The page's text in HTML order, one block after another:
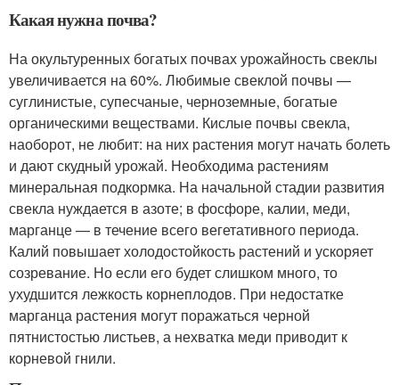
Какая нужна почва?
На окультуренных богатых почвах урожайность свеклы
увеличивается на 60%. Любимые свеклой почвы —
суглинистые, супесчаные, черноземные, богатые
органическими веществами. Кислые почвы свекла,
наоборот, не любит: на них растения могут начать болеть
и дают скудный урожай. Необходима растениям
минеральная подкормка. На начальной стадии развития
свекла нуждается в азоте; в фосфоре, калии, меди,
марганце — в течение всего вегетативного периода.
Калий повышает холодостойкость растений и ускоряет
созревание. Но если его будет слишком много, то
ухудшится лежкость корнеплодов. При недостатке
марганца растения могут поражаться черной
пятнистостью листьев, а нехватка меди приводит к
корневой гнили.